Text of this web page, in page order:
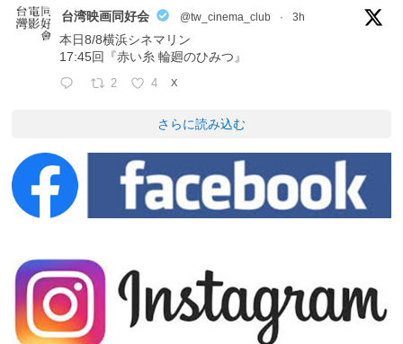
台湾映画同好会 @tw_cinema_club · 3h
本日8/8横浜シネマリン
17:45回『赤い糸 輪廻のひみつ』
2 4 X
さらに読み込む